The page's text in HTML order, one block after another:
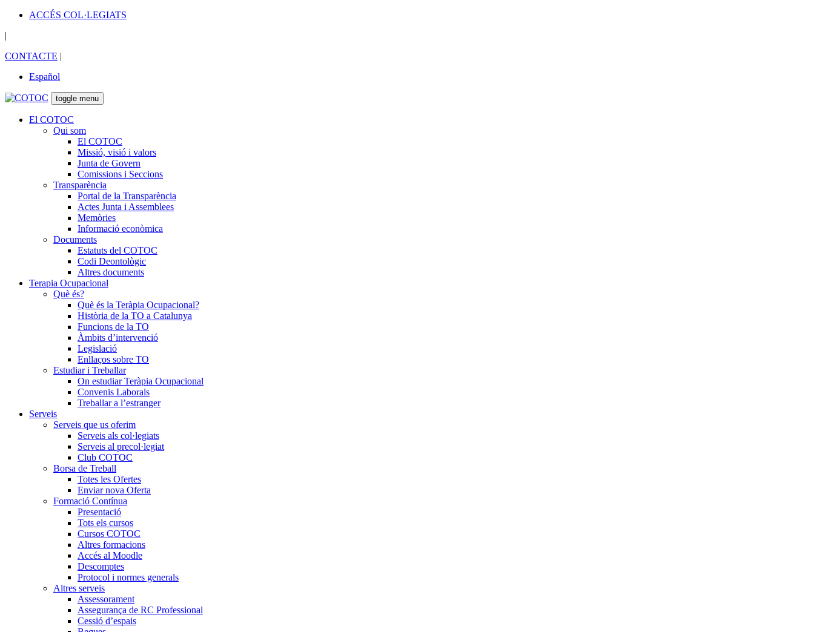
ACCÉS COL·LEGIATS
|
CONTACTE |
Español
toggle menu
El COTOC
Qui som
El COTOC
Missió, visió i valors
Junta de Govern
Comissions i Seccions
Transparència
Portal de la Transparència
Actes Junta i Assemblees
Memòries
Informació econòmica
Documents
Estatuts del COTOC
Codi Deontològic
Altres documents
Terapia Ocupacional
Què és?
Què és la Teràpia Ocupacional?
Història de la TO a Catalunya
Funcions de la TO
Àmbits d’intervenció
Legislació
Enllaços sobre TO
Estudiar i Treballar
On estudiar Teràpia Ocupacional
Convenis Laborals
Treballar a l’estranger
Serveis
Serveis que us oferim
Serveis als col·legiats
Serveis al precol·legiat
Club COTOC
Borsa de Treball
Totes les Ofertes
Enviar nova Oferta
Formació Contínua
Presentació
Tots els cursos
Cursos COTOC
Altres formacions
Accés al Moodle
Descomptes
Protocol i normes generals
Altres serveis
Assessorament
Assegurança de RC Professional
Cessió d’espais